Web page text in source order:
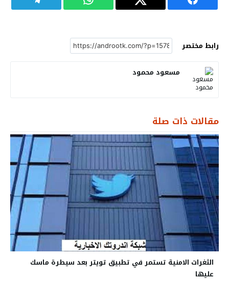
رابط مختصر
مسعود محمود
مقالات ذات صلة
الثغرات الامنية تستمر في تطبيق تويتر بعد سيطرة ماسك
عليها